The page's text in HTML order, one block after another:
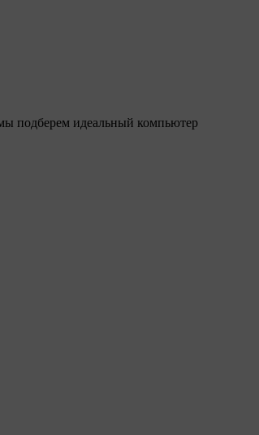
подберем идеальный компьютер